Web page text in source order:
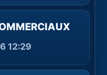
12:29